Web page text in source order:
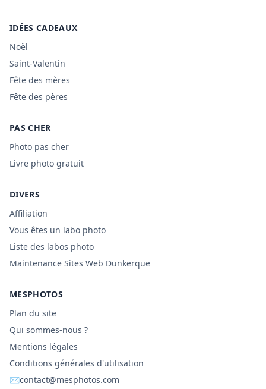
IDÉES CADEAUX
Noël
Saint-Valentin
Fête des mères
Fête des pères
PAS CHER
Photo pas cher
Livre photo gratuit
DIVERS
Affiliation
Vous êtes un labo photo
Liste des labos photo
Maintenance Sites Web Dunkerque
MESPHOTOS
Plan du site
Qui sommes-nous ?
Mentions légales
Conditions générales d'utilisation
✉contact@mesphotos.com